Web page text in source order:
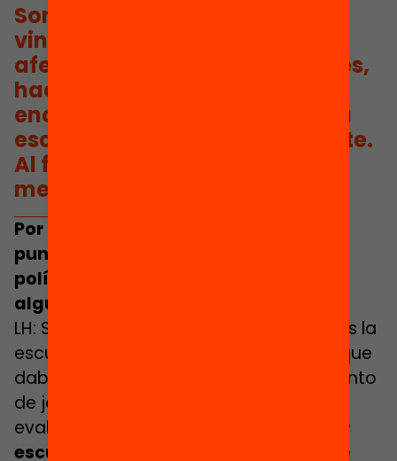
Somos conscientes de que
vincularse a la escuela a nivel
afectivo da fuerza a los jóvenes,
hace que ellos mismos
encuentren un lugar aquí en la
escuela y puedan salir adelante.
Al final, nosotros somos un
medio.
Por parte del ayuntamiento, desde el
punto de vista de la escuela como
política o servicio, ¿habéis tomado
alguna otra decisión?
LH: Sí. Si bien al principio nos planteamos la
escuela como un servicio de ciudad y que
daba respuesta al abandono del conjunto
de jóvenes de la ciudad, a partir de la
evaluación vimos la necesidad de
abrir
escuelas adaptadas al territorio
, y de